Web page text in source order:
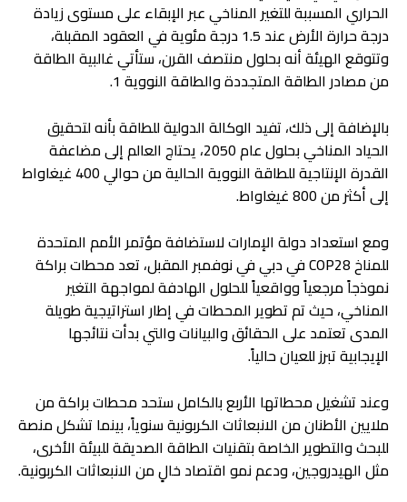
الحراري المسببة للتغير المناخي عبر الإبقاء على مستوى زيادة
درجة حرارة الأرض عند 1.5 درجة مئوية في العقود المقبلة،
وتتوقع الهيئة أنه بحلول منتصف القرن، ستأتي غالبية الطاقة
من مصادر الطاقة المتجددة والطاقة النووية 1.
بالإضافة إلى ذلك، تفيد الوكالة الدولية للطاقة بأنه لتحقيق
الحياد المناخي بحلول عام 2050، يحتاج العالم إلى مضاعفة
القدرة الإنتاجية للطاقة النووية الحالية من حوالي 400 غيغاواط
إلى أكثر من 800 غيغاواط.
ومع استعداد دولة الإمارات لاستضافة مؤتمر الأمم المتحدة
للمناخ COP28 في دبي في نوفمبر المقبل، تعد محطات براكة
نموذجاً مرجعياً وواقعياً للحلول الهادفة لمواجهة التغير
المناخي، حيث تم تطوير المحطات في إطار استراتيجية طويلة
المدى تعتمد على الحقائق والبيانات والتي بدأت نتائجها
الإيجابية تبرز للعيان حالياً.
وعند تشغيل محطاتها الأربع بالكامل ستحد محطات براكة من
ملايين الأطنان من الانبعاثات الكربونية سنوياً، بينما تشكل منصة
للبحث والتطوير الخاصة بتقنيات الطاقة الصديقة للبيئة الأخرى،
مثل الهيدروجين، ودعم نمو اقتصاد خالٍ من الانبعاثات الكربونية.